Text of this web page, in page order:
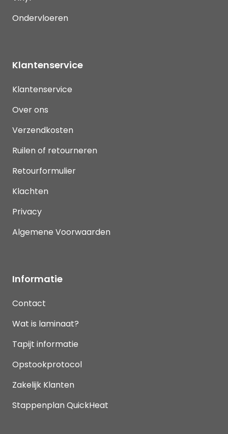
Ondervloeren
Klantenservice
Klantenservice
Over ons
Verzendkosten
Ruilen of retourneren
Retourformulier
Klachten
Privacy
Algemene Voorwaarden
Informatie
Contact
Wat is laminaat?
Tapijt informatie
Opstookprotocol
Zakelijk Klanten
Stappenplan QuickHeat